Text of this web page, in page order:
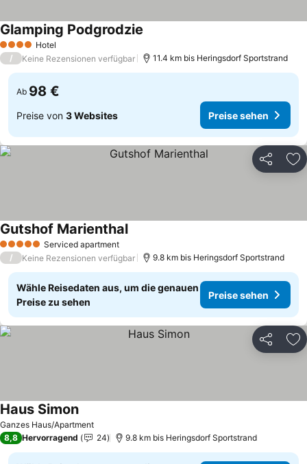
4 Sterne Hotel
Glamping Podgrodzie
/ Keine Rezensionen verfügbar 11.4 km bis Heringsdorf Sportstrand
Ab 98 €
Preise von 3 Websites Preise sehen
Teilen
5 Sterne Serviced apartment
Gutshof MarienthalPreise sehen
/ Keine Rezensionen verfügbar 9.8 km bis Heringsdorf Sportstrand
Wähle Reisedaten aus, um die genauen
Preise zu sehen
Preise sehen
Teilen
Ganzes Haus/Apartment
Haus SimonPreise sehen
8,8 Hervorragend 24 9.8 km bis Heringsdorf Sportstrand